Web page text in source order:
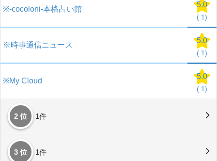
※-cocoloni-本格占い館
5.0
( 1)
※時事通信ニュース
5.0
( 1)
※My Cloud
5.0
( 1)
2 位 1件
3 位 1件